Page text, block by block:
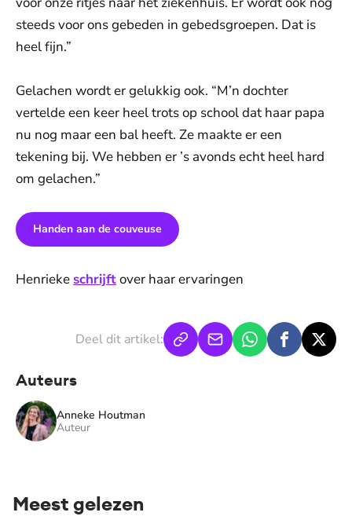
steeds voor ons gebeden in gebedsgroepen. Dat is
heel fijn.”
Gelachen wordt er gelukkig ook. “M’n dochter
vertelde een keer heel trots op school dat haar papa
nu nog maar een bal heeft. Ze maakte er een
tekening bij. We hebben er ’s avonds echt heel hard
om gelachen.”
Handen aan de couveuse
Henrieke schrijftover haar ervaringen
Deel dit artikel:
Auteurs
Anneke Houtman
Auteur
Meest gelezen